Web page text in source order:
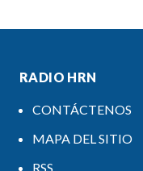
RADIO HRN
CONTÁCTENOS
MAPA DEL SITIO
RSS